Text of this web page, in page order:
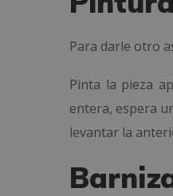
Para darle otro
Pinta la pieza
entera, espera
levantar la